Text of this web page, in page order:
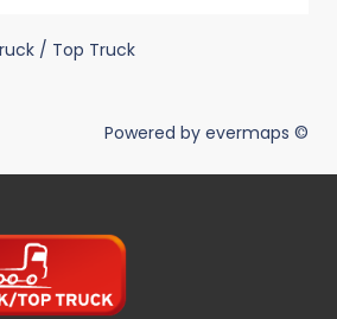
/ Top Truck
Powered by evermaps ©